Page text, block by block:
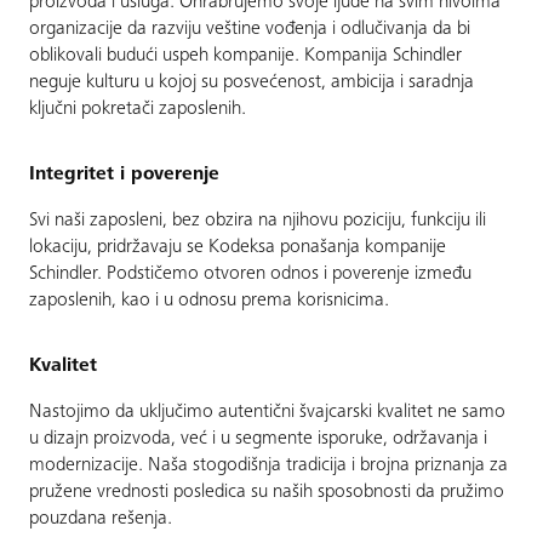
organizacije da razviju veštine vođenja i odlučivanja da bi
oblikovali budući uspeh kompanije. Kompanija Schindler
neguje kulturu u kojoj su posvećenost, ambicija i saradnja
ključni pokretači zaposlenih.
Integritet i poverenje
Svi naši zaposleni, bez obzira na njihovu poziciju, funkciju ili
lokaciju, pridržavaju se Kodeksa ponašanja kompanije
Schindler. Podstičemo otvoren odnos i poverenje između
zaposlenih, kao i u odnosu prema korisnicima.
Kvalitet
Nastojimo da uključimo autentični švajcarski kvalitet ne samo
u dizajn proizvoda, već i u segmente isporuke, održavanja i
modernizacije. Naša stogodišnja tradicija i brojna priznanja za
pružene vrednosti posledica su naših sposobnosti da pružimo
pouzdana rešenja.